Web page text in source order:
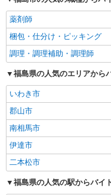
薬剤師
梱包・仕分け・ピッキング
調理・調理補助・調理師
福島県の人気のエリアから
いわき市
郡山市
南相馬市
伊達市
二本松市
福島県の人気の駅からバイ